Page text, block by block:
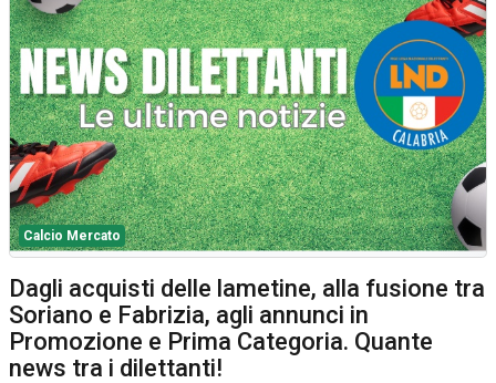
Calcio Mercato
Dagli acquisti delle lametine, alla fusione tra
Soriano e Fabrizia, agli annunci in
Promozione e Prima Categoria. Quante
news tra i dilettanti!